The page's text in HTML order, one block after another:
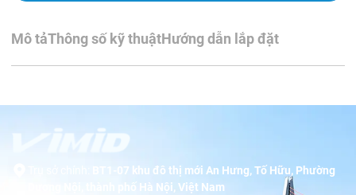
Mô tảThông số kỹ thuậtHướng dẫn lắp đặt
BT1-07 khu đô thị mới An Hưng, Tố Hữu, Phường
Dương Nội, thành phố Hà Nội, Việt Nam